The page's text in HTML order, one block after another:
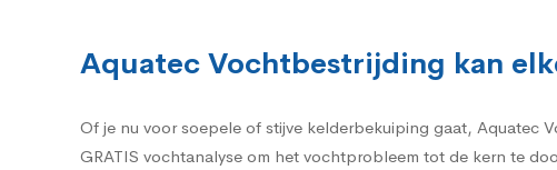
Aquatec Vochtbestrijding kan
Of je nu voor soepele of stijve kelderbekuiping gaat, Aquatec
GRATIS vochtanalyse om het vochtprobleem tot de kern te